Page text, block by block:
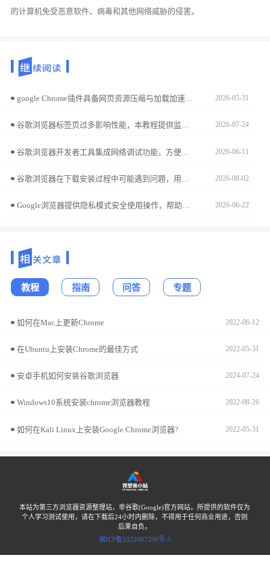
的计算机免受恶意软件、病毒和其他网络威胁的侵害。
google Chrome插件具备网页资源压缩与加载加速功能，可压缩图片、脚本等非结构化内容，降低页面加载延迟，提升整体浏览效率。 2026-05-31
谷歌浏览器标签页过多影响性能，本教程提供监控操作方法，包括状态跟踪、性能检测及优化技巧，帮助高效管理多任务。 2026-07-24
谷歌浏览器开发者工具集成网络调试功能，方便开发者精准排查问题。本文详解使用方法，提升网页调试效率和准确性。 2026-06-11
2026-08-02
Google浏览器提供隐私模式安全使用操作，帮助用户配置隐私浏览功能，有效保护上网数据和个人信息，提升浏览器安全性和隐私防护能力。 2026-06-22
教程 指南 问答 专题
如何在Mac上更新Chrome 2022-06-12
在Ubuntu上安装Chrome的最佳方式 2022-05-31
安卓手机如何安装谷歌浏览器 2024-07-24
Windows10系统安装chrome浏览器教程 2022-08-26
如何在Kali Linux上安装Google Chrome浏览器? 2022-05-31
本站为第三方浏览器资源整理站，非谷歌(Google)官方网站。所提供的软件仅为
个人学习测试使用，请在下载后24小时内删除，不得用于任何商业用途，否则
后果自负。
闽ICP备2022007296号-5